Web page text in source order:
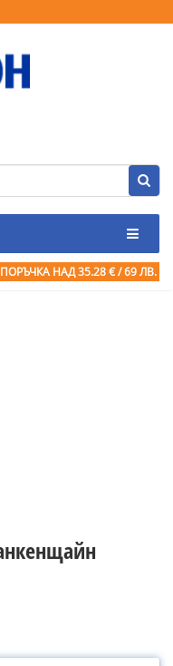
НАД 35.28 € / 69 ЛВ.